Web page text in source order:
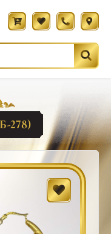
278)